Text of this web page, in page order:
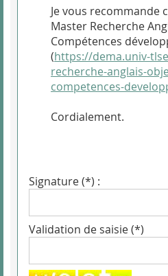
Je vous recommande
Master Recherche
Compétences
(https://dema.univ-
recherche-anglais-
competences-
Cordialement.
Signature (*) :
Validation de saisie (*)